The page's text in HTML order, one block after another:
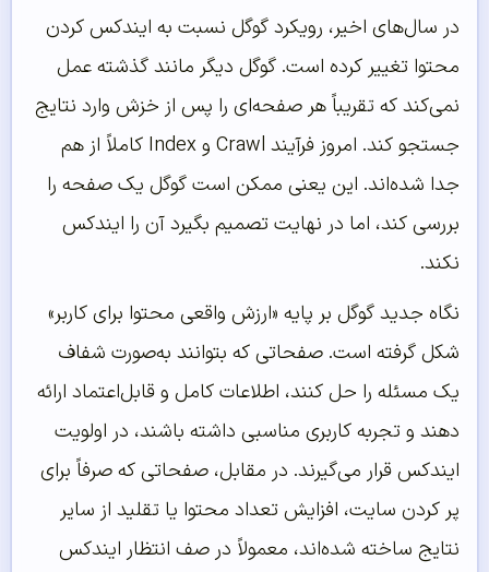
در سال‌های اخیر، رویکرد گوگل نسبت به ایندکس کردن
محتوا تغییر کرده است. گوگل دیگر مانند گذشته عمل
نمی‌کند که تقریباً هر صفحه‌ای را پس از خزش وارد نتایج
جستجو کند. امروز فرآیند Crawl و Index کاملاً از هم
جدا شده‌اند. این یعنی ممکن است گوگل یک صفحه را
بررسی کند، اما در نهایت تصمیم بگیرد آن را ایندکس
نکند.
نگاه جدید گوگل بر پایه «ارزش واقعی محتوا برای کاربر»
شکل گرفته است. صفحاتی که بتوانند به‌صورت شفاف
یک مسئله را حل کنند، اطلاعات کامل و قابل‌اعتماد ارائه
دهند و تجربه کاربری مناسبی داشته باشند، در اولویت
ایندکس قرار می‌گیرند. در مقابل، صفحاتی که صرفاً برای
پر کردن سایت، افزایش تعداد محتوا یا تقلید از سایر
نتایج ساخته شده‌اند، معمولاً در صف انتظار ایندکس